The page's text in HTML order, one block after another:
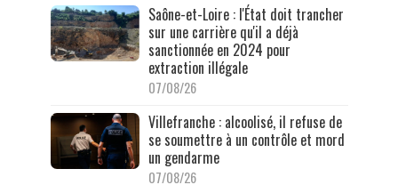
Saône-et-Loire : l'État doit trancher
sur une carrière qu'il a déjà
sanctionnée en 2024 pour
extraction illégale
07/08/26
Villefranche : alcoolisé, il refuse de
se soumettre à un contrôle et mord
un gendarme
07/08/26